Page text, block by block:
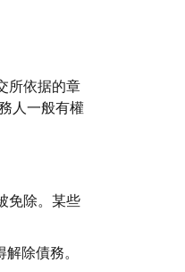
所依据的章
人一般有權
免除。某些
除債務。